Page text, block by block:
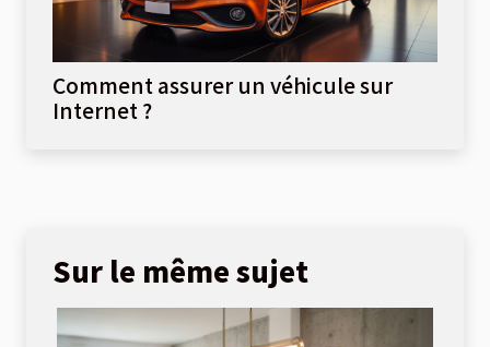
Comment assurer un véhicule sur
Internet ?
Sur le même sujet